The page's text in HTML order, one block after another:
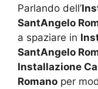
Parlando dell’
SantAngelo
a spaziare in
SantAngelo
Installazione
Romano per